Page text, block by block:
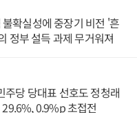
확실성에 중장기 비전 '흔
정부 설득 과제 무거워져
주당 당대표 선호도 정청래
0.9%p 초접전